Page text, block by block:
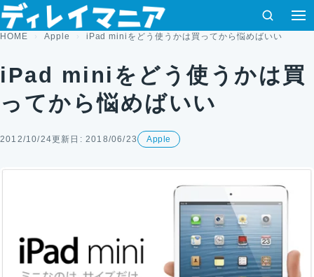
コンテンツへスキップ
検索
HOME Apple iPad miniをどう使うかは買ってから悩めばいい
iPad miniをどう使うかは買
ってから悩めばいい
2012/10/24更新日: 2018/06/23 Apple